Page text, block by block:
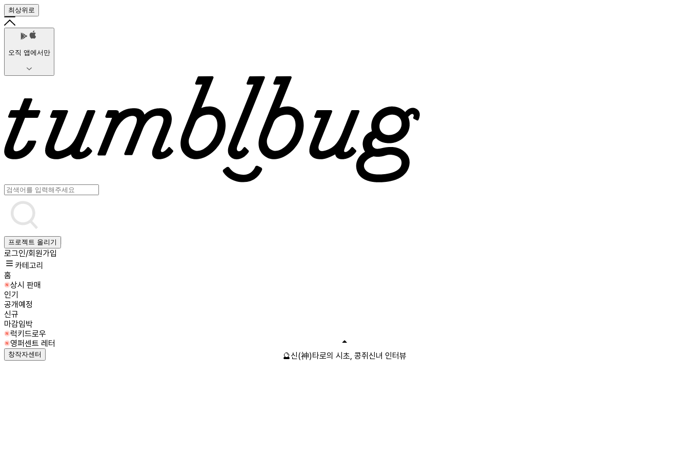
최상위로
오직 앱에서만
프로젝트 올리기
로그인/회원가입
카테고리
홈
상시 판매
인기
공개예정
신규
마감임박
럭키드로우
영퍼센트 레터
창작자센터 🔮신(神)타로의 시초, 콩쥐신녀 인터뷰